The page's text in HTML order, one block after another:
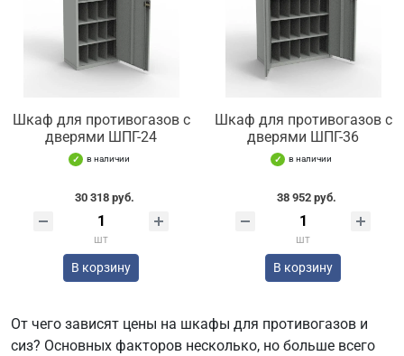
Шкаф для противогазов с
дверями ШПГ-24
в наличии
30 318 руб.
шт
В корзину
Шкаф для противогазов с
дверями ШПГ-36
в наличии
38 952 руб.
шт
В корзину
От чего зависят цены на шкафы для противогазов и
сиз? Основных факторов несколько, но больше всего